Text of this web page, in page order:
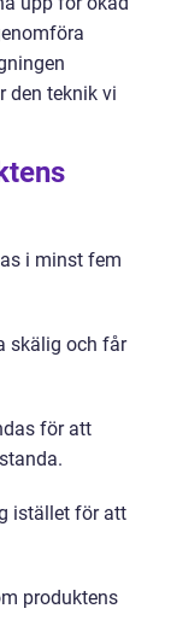
den teknik vi
i minst fem
skälig och får
för att
istället för att
produktens